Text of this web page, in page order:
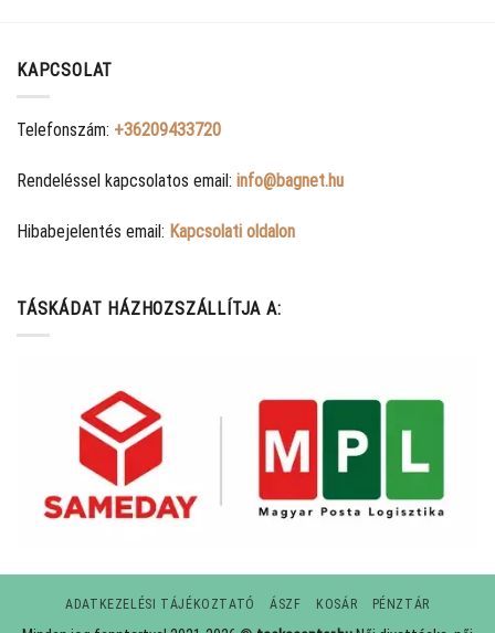
KAPCSOLAT
Telefonszám: +36209433720
Rendeléssel kapcsolatos email: info@bagnet.hu
Hibabejelentés email: Kapcsolati oldalon
TÁSKÁDAT HÁZHOZSZÁLLÍTJA A:
ADATKEZELÉSI TÁJÉKOZTATÓ ÁSZF KOSÁR PÉNZTÁR